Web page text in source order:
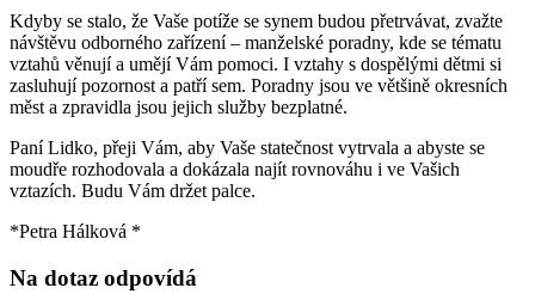
Kdyby se stalo, že Vaše potíže se synem budou přetrvávat, zvažte
návštěvu odborného zařízení – manželské poradny, kde se tématu
vztahů věnují a umějí Vám pomoci. I vztahy s dospělými dětmi si
zasluhují pozornost a patří sem. Poradny jsou ve většině okresních
měst a zpravidla jsou jejich služby bezplatné.
Paní Lidko, přeji Vám, aby Vaše statečnost vytrvala a abyste se
moudře rozhodovala a dokázala najít rovnováhu i ve Vašich
vztazích. Budu Vám držet palce.
*Petra Hálková *
Na dotaz odpovídá